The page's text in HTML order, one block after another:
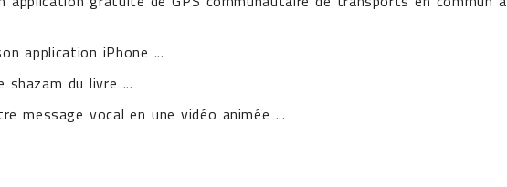
application iPhone ...
shazam du livre ...
message vocal en une vidéo animée ...